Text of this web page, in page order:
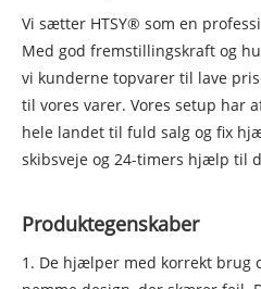
Vi sætter HTSY® som en
Med god fremstillingskraft og
vi kunderne topvarer til lave
til vores varer. Vores setup har
hele landet til fuld salg og fix
skibsveje og 24-timers hjælp til
Produktegenskaber
1. De hjælper med korrekt brug